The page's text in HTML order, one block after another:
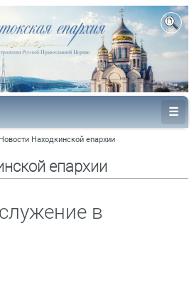
Новости Находкинской епархии
епархии
в